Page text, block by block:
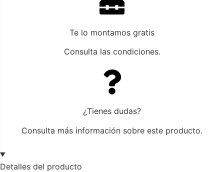
Te lo montamos gratis
Consulta las condiciones.
¿Tienes dudas?
Consulta más información sobre este producto.
Detalles del producto